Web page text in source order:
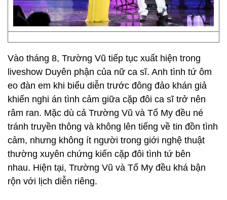
Vào tháng 8, Trường Vũ tiếp tục xuất hiện trong
liveshow Duyên phận của nữ ca sĩ. Anh tình tứ ôm
eo đàn em khi biểu diễn trước đông đảo khán giả
khiến nghi án tình cảm giữa cặp đôi ca sĩ trở nên
râm ran. Mặc dù cả Trường Vũ và Tố My đều né
tránh truyền thông và không lên tiếng về tin đồn tình
cảm, nhưng không ít người trong giới nghệ thuật
thường xuyên chứng kiến cặp đôi tình tứ bên
nhau. Hiện tại, Trường Vũ và Tố My đều khá bận
rộn với lịch diễn riêng.